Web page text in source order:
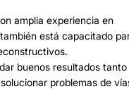
amplia experiencia en
está capacitado
buenos resultados tanto
problemas de